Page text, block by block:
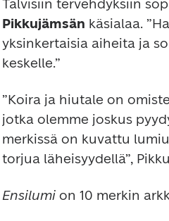
Talvisiin tervehdyksiin
Pikkujämsän käsialaa.
yksinkertaisia aiheita ja
keskelle.”
”Koira ja hiutale on
jotka olemme joskus
merkissä on kuvattu
torjua läheisyydellä”,
Ensilumi on 10 merkin